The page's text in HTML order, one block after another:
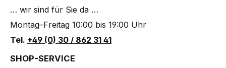
… wir sind für Sie da …
Montag–Freitag 10:00 bis 19:00 Uhr
Tel. +49 (0) 30 / 862 31 41
SHOP-SERVICE